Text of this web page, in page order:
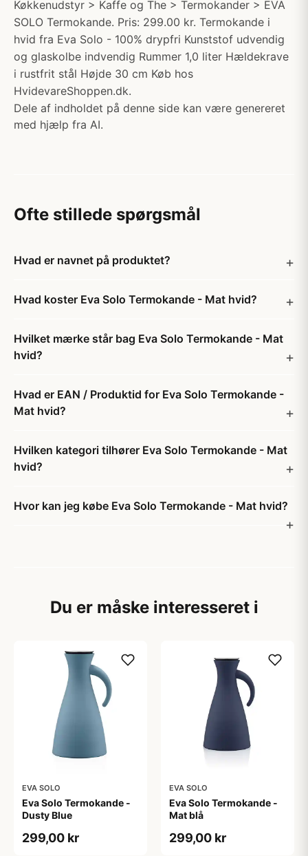
Køkkenudstyr > Kaffe og The > Termokander > EVA
SOLO Termokande. Pris: 299.00 kr. Termokande i
hvid fra Eva Solo - 100% drypfri Kunststof udvendig
og glaskolbe indvendig Rummer 1,0 liter Hældekrave
i rustfrit stål Højde 30 cm Køb hos
HvidevareShoppen.dk.
Dele af indholdet på denne side kan være genereret
med hjælp fra AI.
Ofte stillede spørgsmål
Hvad er navnet på produktet?
Hvad koster Eva Solo Termokande - Mat hvid?
Hvilket mærke står bag Eva Solo Termokande - Mat
hvid?
Hvad er EAN / Produktid for Eva Solo Termokande -
Mat hvid?
Hvilken kategori tilhører Eva Solo Termokande - Mat
hvid?
Hvor kan jeg købe Eva Solo Termokande - Mat hvid?
Du er måske interesseret i
EVA SOLO
Eva Solo Termokande -
Dusty Blue
299,00 kr
EVA SOLO
Eva Solo Termokande -
Mat blå
299,00 kr